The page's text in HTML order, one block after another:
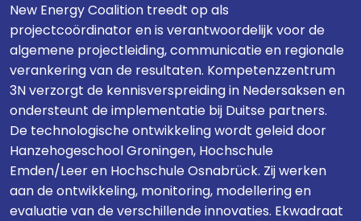
New Energy Coalition treedt op als
projectcoördinator en is verantwoordelijk voor de
algemene projectleiding, communicatie en regionale
verankering van de resultaten. Kompetenzzentrum
3N verzorgt de kennisverspreiding in Nedersaksen en
ondersteunt de implementatie bij Duitse partners.
De technologische ontwikkeling wordt geleid door
Hanzehogeschool Groningen, Hochschule
Emden/Leer en Hochschule Osnabrück. Zij werken
aan de ontwikkeling, monitoring, modellering en
evaluatie van de verschillende innovaties. Ekwadraat